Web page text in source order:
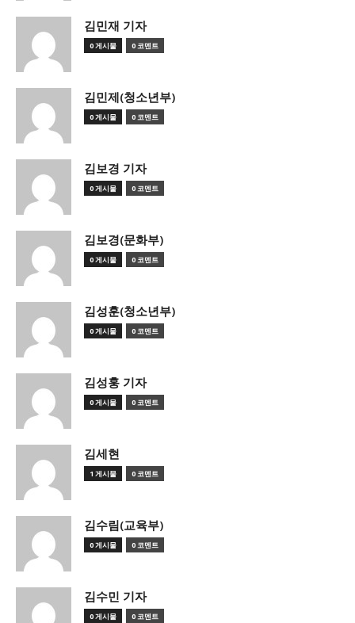
김민재 기자
0 게시물 0 코멘트
김민제(청소년부)
0 게시물 0 코멘트
김보경 기자
0 게시물 0 코멘트
김보경(문화부)
0 게시물 0 코멘트
김성훈(청소년부)
0 게시물 0 코멘트
김성훙 기자
0 게시물 0 코멘트
김세현
1 게시물 0 코멘트
김수림(교육부)
0 게시물 0 코멘트
김수민 기자
0 게시물 0 코멘트